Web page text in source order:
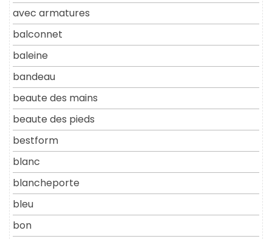
avec armatures
balconnet
baleine
bandeau
beaute des mains
beaute des pieds
bestform
blanc
blancheporte
bleu
bon